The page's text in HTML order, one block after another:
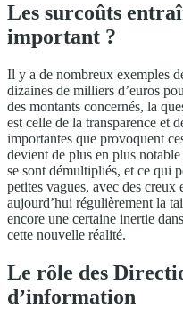
Les surcoûts
important ?
Il y a de nombreux exemples
dizaines de milliers d’euros
des montants concernés, la
est celle de la transparence et
importantes que provoquent
devient de plus en plus
se sont démultipliés, et ce qui
petites vagues, avec des creux
aujourd’hui régulièrement la
encore une certaine inertie
cette nouvelle réalité.
Le rôle des
d’information